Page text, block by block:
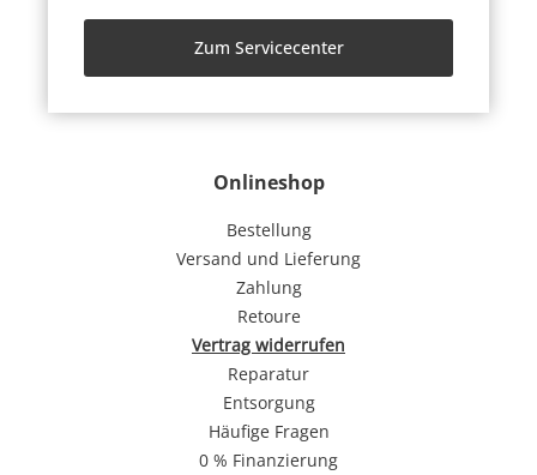
Onlineshop
Bestellung
Versand und Lieferung
Zahlung
Retoure
Vertrag widerrufen
Reparatur
Entsorgung
Häufige Fragen
0 % Finanzierung
Zum Servicecenter